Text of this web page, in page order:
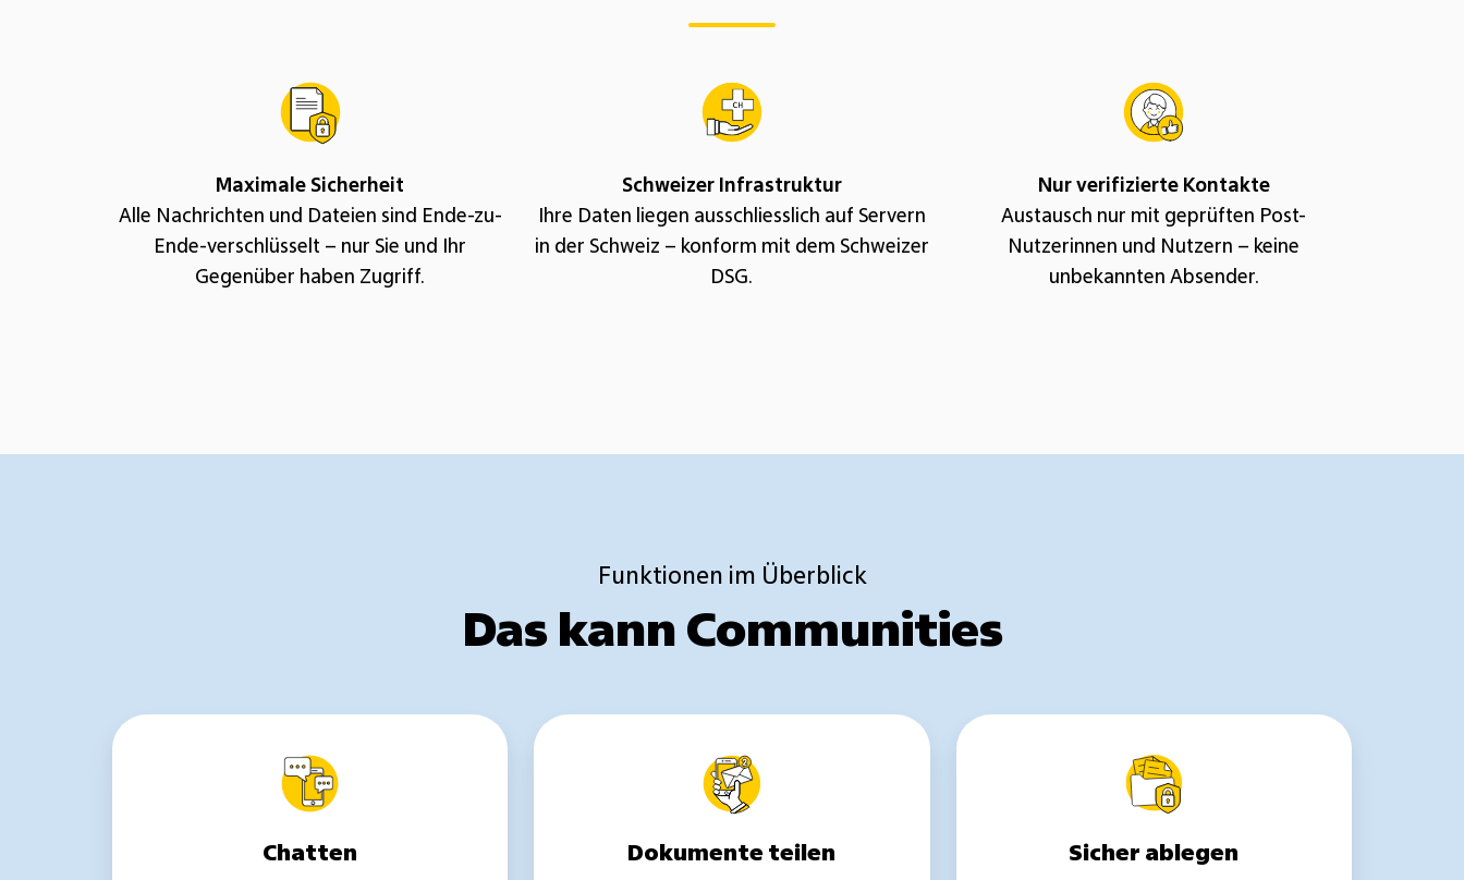
Maximale Sicherheit
Alle Nachrichten und Dateien sind Ende-zu-
Ende-verschlüsselt – nur Sie und Ihr
Gegenüber haben Zugriff.
Schweizer Infrastruktur
Ihre Daten liegen ausschliesslich auf Servern
in der Schweiz – konform mit dem Schweizer
DSG.
Nur verifizierte Kontakte
Austausch nur mit geprüften Post-
Nutzerinnen und Nutzern – keine
unbekannten Absender.
Funktionen im Überblick
Das kann Communities
Chatten Dokumente teilen
teilen
Sicher ablegen
ablegen